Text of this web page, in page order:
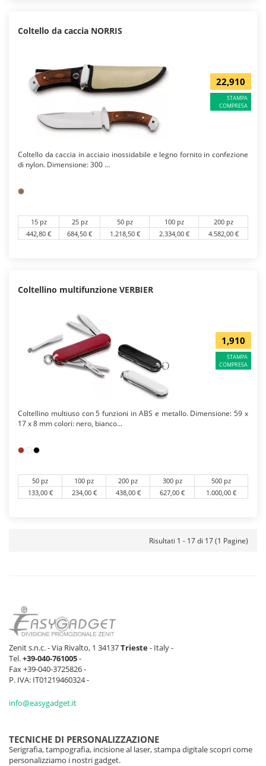
Coltello da caccia NORRIS
22,910
STAMPA
COMPRESA
Coltello da caccia in acciaio inossidabile e legno fornito in confezione
di nylon. Dimensione: 300 ...
15 pz 25 pz 50 pz 100 pz
200 pz
442,80 €
684,50 € 1.218,50 € 2.334,00 € 4.582,00 €
Coltellino multifunzione VERBIER
1,910
STAMPA
COMPRESA
Coltellino multiuso con 5 funzioni in ABS e metallo. Dimensione: 59 x
17 x 8 mm colori: nero, bianco...
50 pz 100 pz 200 pz 300 pz
500 pz
133,00 €
234,00 € 438,00 € 627,00 € 1.000,00 €
Risultati 1 - 17 di 17 (1 Pagine)
Zenit s.n.c. - Via Rivalto, 1 34137Trieste- Italy -
Tel.+39-040-761005-
Fax +39-040-3725826 -
P. IVA: IT01219460324 -
info@easygadget.it
TECNICHE DI PERSONALIZZAZIONE
Serigrafia, tampografia, incisione al laser, stampa digitale scopri come
personalizziamo i nostri gadget.